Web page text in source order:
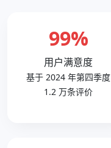
99%
用户满意度
基于 2024 年第四季度
1.2 万条评价